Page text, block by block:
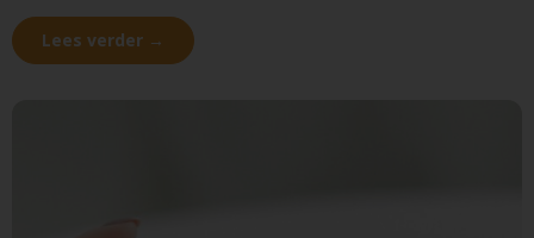
Lees verder →